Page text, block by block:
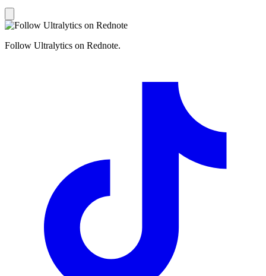
Follow Ultralytics on Rednote.